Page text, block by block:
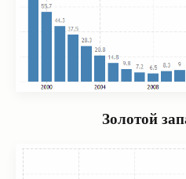
Золотой